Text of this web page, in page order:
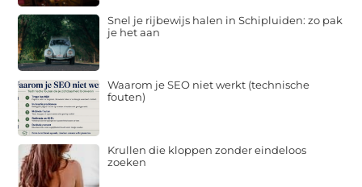
Snel je rijbewijs halen in Schipluiden: zo pak
je het aan
Waarom je SEO niet werkt (technische
fouten)
Krullen die kloppen zonder eindeloos
zoeken